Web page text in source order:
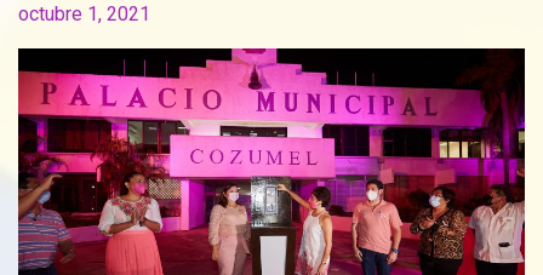
octubre 1, 2021